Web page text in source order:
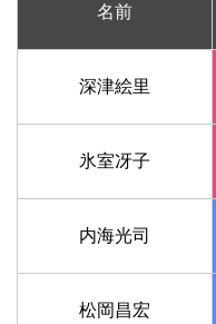
名前
深津絵里
氷室冴子
内海光司
松岡昌宏